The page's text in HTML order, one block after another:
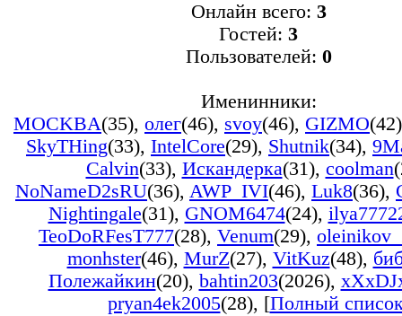
Онлайн всего: 3
Гостей: 3
Пользователей: 0
Именинники:
MOCKBA(35), олег(46), svoy(46), GIZMO(42)
SkyTHing(33), IntelCore(29), Shutnik(34),
Calvin(33), Искандерка(31), coolman
NoNameD2sRU(36), AWP_IVI(46), Luk8(36),
Nightingale(31), GNOM6474(24),
TeoDoRFesT777(28), Venum(29),
monhster(46), MurZ(27), VitKuz(48),
Полежайкин(20), bahtin203(2026),
pryan4ek2005(28), [Полный